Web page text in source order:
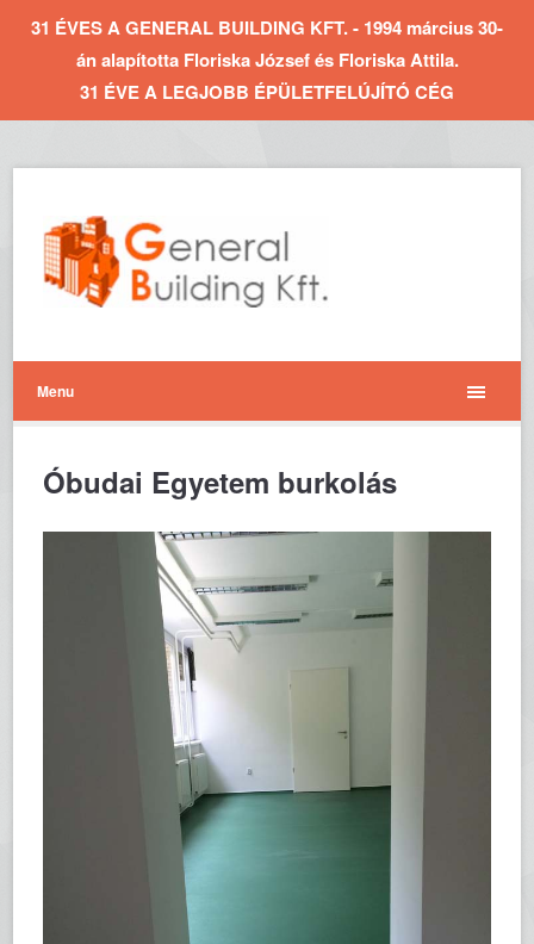
31 ÉVES A GENERAL BUILDING KFT. - 1994 március 30-
án alapította Floriska József és Floriska Attila.
31 ÉVE A LEGJOBB ÉPÜLETFELÚJÍTÓ CÉG
Menu
Óbudai Egyetem burkolás